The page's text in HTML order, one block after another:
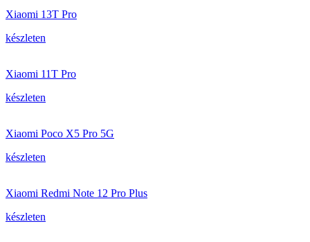
Xiaomi 13T Pro
készleten
Xiaomi 11T Pro
készleten
Xiaomi Poco X5 Pro 5G
készleten
Xiaomi Redmi Note 12 Pro Plus
készleten